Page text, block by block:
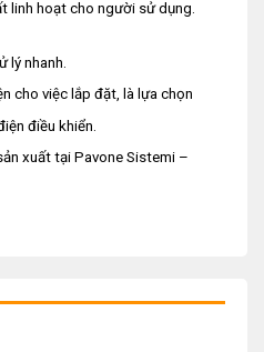
linh hoạt cho người sử dụng.
lý nhanh.
cho việc lắp đặt, là lựa chọn
điều khiển.
xuất tại Pavone Sistemi –